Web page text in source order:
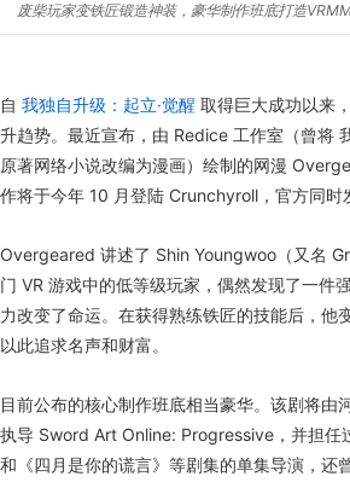
废柴玩家变铁匠锻造神装，豪华制作班底打造
自 我独自升级：起立·觉醒 取得巨大成功以来
升趋势。最近宣布，由 Redice 工作室（曾将
原著网络小说改编为漫画）绘制的网漫
作将于今年 10 月登陆 Crunchyroll，官方同时
Overgeared 讲述了 Shin Youngwoo（又名
门 VR 游戏中的低等级玩家，偶然发现了一件
力改变了命运。在获得熟练铁匠的技能后，他
以此追求名声和财富。
目前公布的核心制作班底相当豪华。该剧将由
执导 Sword Art Online: Progressive，并担任
和《四月是你的谎言》等剧集的单集导演，还